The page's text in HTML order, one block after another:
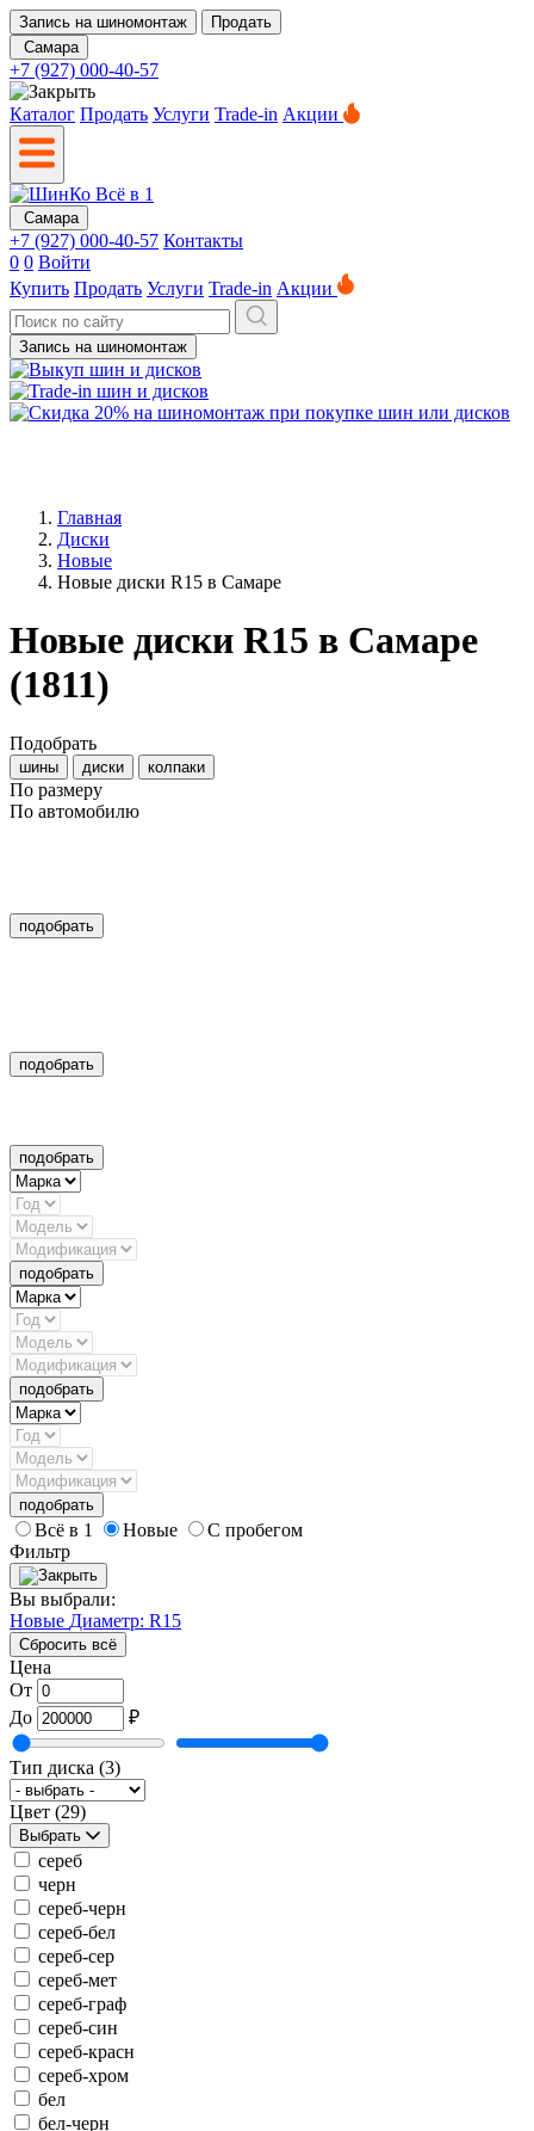
Запись на шиномонтаж
Продать
Самара
+7 (927) 000-40-57
Каталог Продать Услуги Trade-in Акции
Самара
+7 (927) 000-40-57 Контакты
0 0 Войти
Купить Продать Услуги Trade-in Акции
Запись на шиномонтаж
Главная
Диски
Новые
Новые диски R15 в Самаре
Новые диски R15 в Самаре
(1811)
Подобрать
шины диски колпаки
По размеру
По автомобилю
подобрать
подобрать
подобрать
подобрать
подобрать
подобрать
Всё в 1 Новые
С пробегом
Фильтр
Вы выбрали:
Новые Диаметр: R15
Сбросить всё
Цена
От
До
₽
Тип диска (3)
Цвет (29)
Выбрать
сереб
черн
сереб-черн
сереб-бел
сереб-сер
сереб-мет
сереб-граф
сереб-син
сереб-красн
сереб-хром
бел
бел-черн